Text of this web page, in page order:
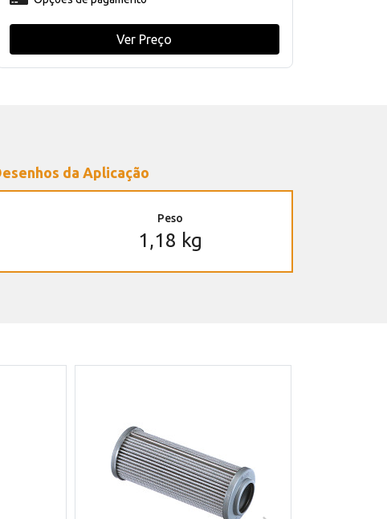
Ver Preço
da Aplicação
Peso
1,18 kg